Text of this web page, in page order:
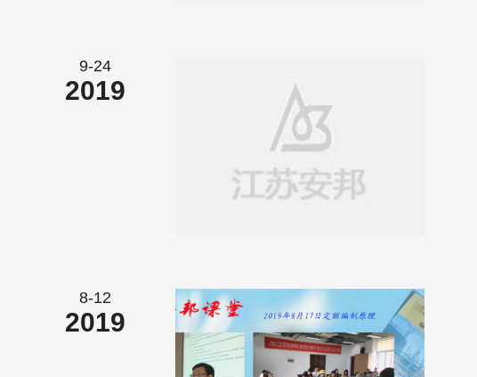
9-24
2019
8-12
2019